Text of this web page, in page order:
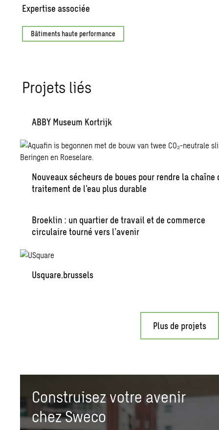
Expertise associée
Bâtiments haute performance
Projets liés
ABBY Museum Kortrijk
Nouveaux sécheurs de boues pour rendre la chaîne
traitement de l’eau plus durable
Broeklin : un quartier de travail et de commerce
circulaire tourné vers l’avenir
Usquare.brussels
Plus de projets
Construisez votre avenir
chez Sweco